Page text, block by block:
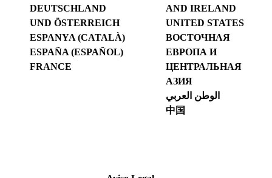
DEUTSCHLAND
UND ÖSTERREICH
ESPANYA (CATALÀ)
ESPAÑA (ESPAÑOL)
FRANCE
AND IRELAND
UNITED STATES
ВОСТОЧНАЯ
ЕВРОПА И
ЦЕНТРАЛЬНАЯ
АЗИЯ
الوطن العربي
中国